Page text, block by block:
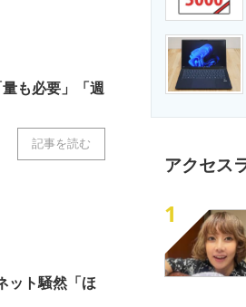
も必要」「週
記事を読む
ット騒然「ほ
アクセス
1